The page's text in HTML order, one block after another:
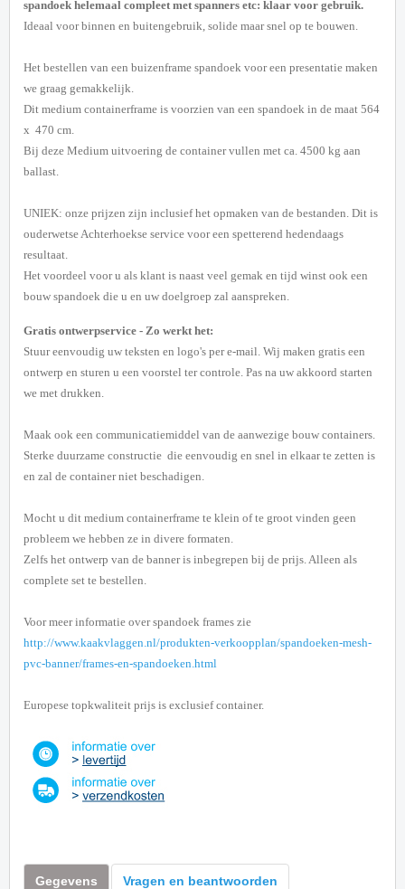
spandoek helemaal compleet met spanners etc: klaar voor gebruik.
Ideaal voor binnen en buitengebruik, solide maar snel op te bouwen.
Het bestellen van een buizenframe spandoek voor een presentatie maken
we graag gemakkelijk.
Dit medium containerframe is voorzien van een spandoek in de maat 564
x 470 cm.
Bij deze Medium uitvoering de container vullen met ca. 4500 kg aan
ballast.
UNIEK: onze prijzen zijn inclusief het opmaken van de bestanden. Dit is
ouderwetse Achterhoekse service voor een spetterend hedendaags
resultaat.
Het voordeel voor u als klant is naast veel gemak en tijd winst ook een
bouw spandoek die u en uw doelgroep zal aanspreken.
Gratis ontwerpservice - Zo werkt het:
Stuur eenvoudig uw teksten en logo's per e-mail. Wij maken gratis een
ontwerp en sturen u een voorstel ter controle. Pas na uw akkoord starten
we met drukken.
Maak ook een communicatiemiddel van de aanwezige bouw containers.
Sterke duurzame constructie die eenvoudig en snel in elkaar te zetten is
en zal de container niet beschadigen.
Mocht u dit medium containerframe te klein of te groot vinden geen
probleem we hebben ze in divere formaten.
Zelfs het ontwerp van de banner is inbegrepen bij de prijs. Alleen als
complete set te bestellen.
Voor meer informatie over spandoek frames zie
http://www.kaakvlaggen.nl/produkten-verkoopplan/spandoeken-mesh-
pvc-banner/frames-en-spandoeken.html
Europese topkwaliteit prijs is exclusief container.
Gegevens Vragen en beantwoorden